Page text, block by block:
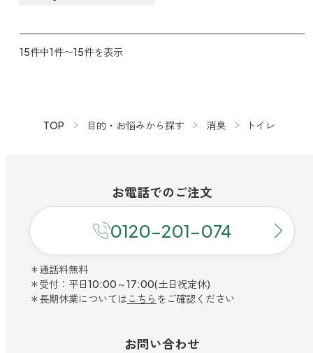
15件中1件〜15件を表示
TOP 目的・お悩みから探す 消臭 トイレ
お電話でのご注文
0120-201-074
＊通話料無料
＊受付：平日10:00～17:00(土日祝定休)
＊長期休業については こちら をご確認ください
お問い合わせ